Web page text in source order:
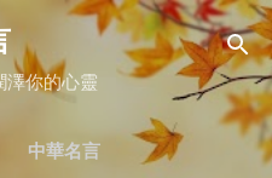
內容
澤你的心靈
中華名言